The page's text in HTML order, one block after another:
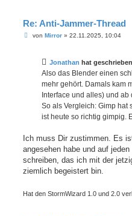
Re: Anti-Jammer-Thread
Bvon Mirror» 22.11.2025, 10:04
Jonathan hat
Also das Blender einen
mehr gehört. Damals kam
Interface und alles) und
So als Vergleich: Gimp hat
ist heute so richtig gimpig.
Ich muss Dir zustimmen. Es
angesehen habe und auf
schreiben, das ich mit der
ziemlich begeistert bin.
Hat den StormWizard 1.0 und 2.0